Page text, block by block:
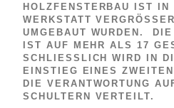
HOLZFENSTERBAU IST
WERKSTATT
MGEBAUT WURDEN. DIE
ST AUF MEHR ALS 17
CHLIESSLICH WIRD IN
NSTIEG EINES ZWEITEN
E VERANTWORTUNG AUF
HULTERN VERTEILT.